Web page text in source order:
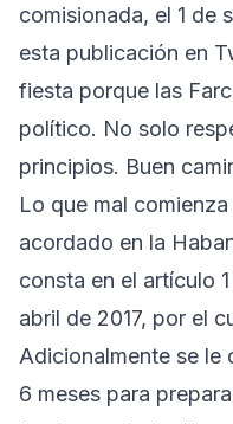
comisionada, el 1 de
esta publicación en
fiesta porque las
político. No solo
principios. Buen
Lo que mal
acordado en la
consta en el artículo
abril de 2017, por el
Adicionalmente se le
6 meses para